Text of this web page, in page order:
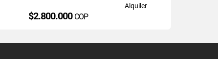
Alquiler
$2.800.000 COP